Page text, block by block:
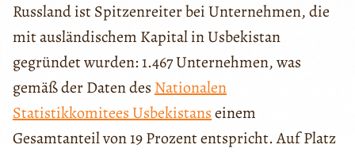
Russland ist Spitzenreiter bei Unternehmen, die
mit ausländischem Kapital in Usbekistan
gegründet wurden: 1.467 Unternehmen, was
gemäß der Daten des Nationalen
Statistikkomitees Usbekistanseinem
Gesamtanteil von 19 Prozent entspricht. Auf Platz